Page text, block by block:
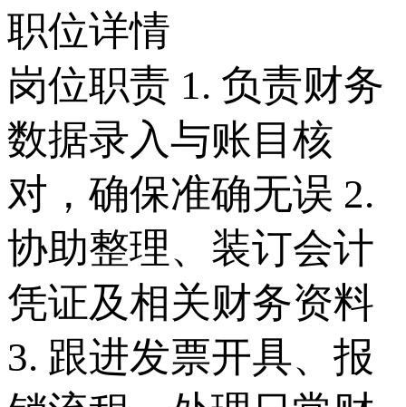
职位详情
岗位职责 1. 负责财务
数据录入与账目核
对，确保准确无误 2.
协助整理、装订会计
凭证及相关财务资料
3. 跟进发票开具、报